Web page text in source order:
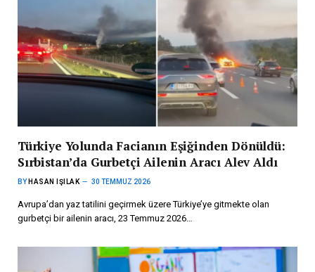
Türkiye Yolunda Facianın Eşiğinden Dönüldü:
Sırbistan’da Gurbetçi Ailenin Aracı Alev Aldı
BY HASAN IŞILAK 30 TEMMUZ 2026
Avrupa’dan yaz tatilini geçirmek üzere Türkiye’ye gitmekte olan
gurbetçi bir ailenin aracı, 23 Temmuz 2026…